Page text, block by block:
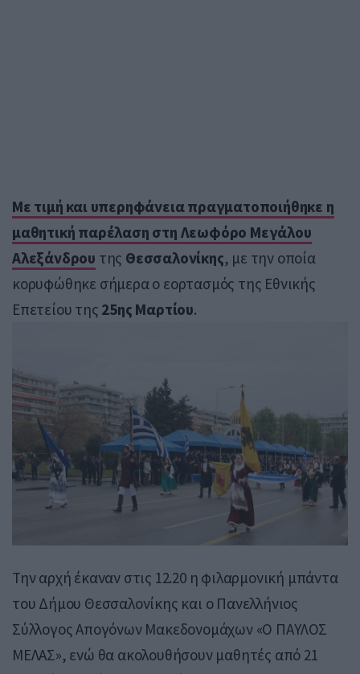
Με τιμή και υπερηφάνεια πραγματοποιήθηκε η
μαθητική παρέλαση στη Λεωφόρο Μεγάλου
Αλεξάνδρου της Θεσσαλονίκης, με την οποία
κορυφώθηκε σήμερα ο εορτασμός της Εθνικής
Επετείου της 25ης Μαρτίου.
Την αρχή έκαναν στις 12.20 η φιλαρμονική μπάντα
του Δήμου Θεσσαλονίκης και ο Πανελλήνιος
Σύλλογος Απογόνων Μακεδονομάχων «Ο ΠΑΥΛΟΣ
ΜΕΛΑΣ», ενώ θα ακολουθήσουν μαθητές από 21